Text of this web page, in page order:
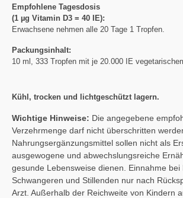
Empfohlene Tagesdosis
(1 µg Vitamin D3 = 40 IE):
Erwachsene nehmen alle 20 Tage 1 Tropfen.
Packungsinhalt:
10 ml, 333 Tropfen mit je 20.000 IE
Kühl, trocken und lichtgeschützt lagern.
Wichtige Hinweise: Die angegebene
Verzehrmenge darf nicht überschritten
Nahrungsergänzungsmittel sollen nicht als
ausgewogene und abwechslungsreiche
gesunde Lebensweise dienen. Einnahme bei
Schwangeren und Stillenden nur nach
Arzt. Außerhalb der Reichweite von Kindern